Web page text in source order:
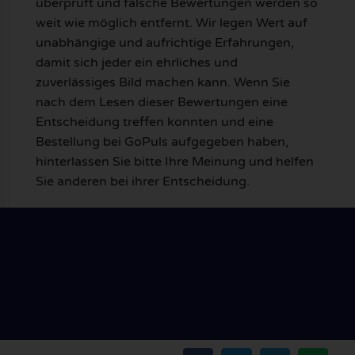
weit wie möglich entfernt. Wir legen Wert auf
unabhängige und aufrichtige Erfahrungen,
damit sich jeder ein ehrliches und
zuverlässiges Bild machen kann. Wenn Sie
nach dem Lesen dieser Bewertungen eine
Entscheidung treffen konnten und eine
Bestellung bei GoPuls aufgegeben haben,
hinterlassen Sie bitte Ihre Meinung und helfen
Sie anderen bei ihrer Entscheidung.